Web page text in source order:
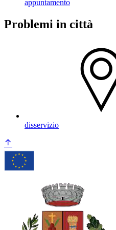
appuntamento
Problemi in città
disservizio